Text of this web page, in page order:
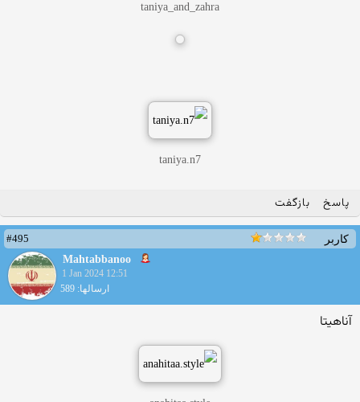
taniya_and_zahra
taniya.n7
پاسخ بازگفت
کاربر
#495
Mahtabbanoo
1 Jan 2024 12:51
ارسالها: 589
آناهیتا